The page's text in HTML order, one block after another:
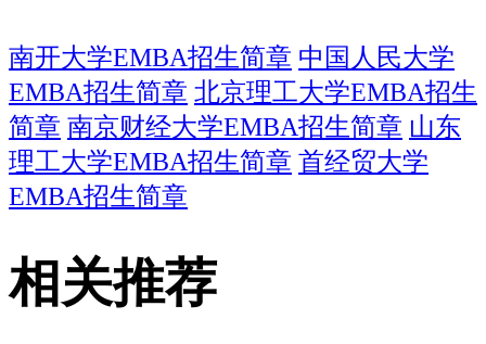
南开大学EMBA招生简章 中国人民大学
EMBA招生简章 北京理工大学EMBA招生
简章 南京财经大学EMBA招生简章 山东
理工大学EMBA招生简章 首经贸大学
EMBA招生简章
相关推荐